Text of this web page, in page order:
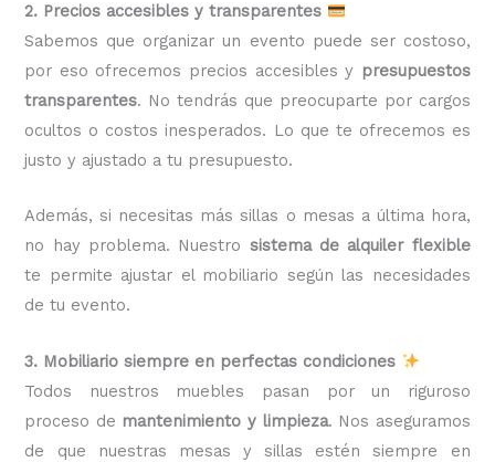
2. Precios accesibles y transparentes
Sabemos que organizar un evento puede ser costoso,
por eso ofrecemos precios accesibles y presupuestos
transparentes. No tendrás que preocuparte por cargos
ocultos o costos inesperados. Lo que te ofrecemos es
justo y ajustado a tu presupuesto.
Además, si necesitas más sillas o mesas a última hora,
no hay problema. Nuestro sistema de alquiler flexible
te permite ajustar el mobiliario según las necesidades
de tu evento.
3. Mobiliario siempre en perfectas condiciones
Todos nuestros muebles pasan por un riguroso
proceso de mantenimiento y limpieza. Nos aseguramos
de que nuestras mesas y sillas estén siempre en